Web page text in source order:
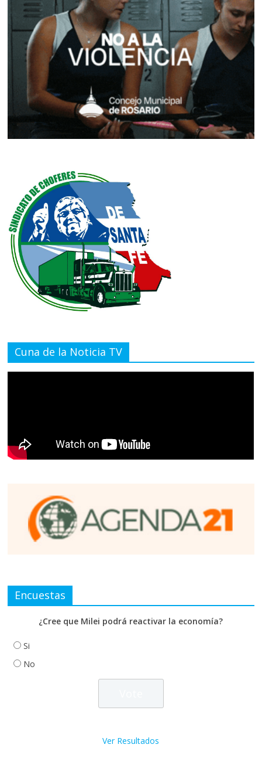
Cuna de la Noticia TV
Encuestas
¿Cree que Milei podrá reactivar la economía?
Si
No
Ver Resultados